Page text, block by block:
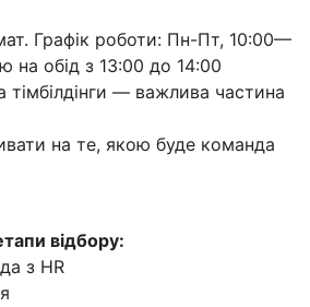
Графік роботи: Пн-Пт, 10:00—
на обід з 13:00 до 14:00
тімбілдінги — важлива частина
на те, якою буде команда
відбору:
з HR